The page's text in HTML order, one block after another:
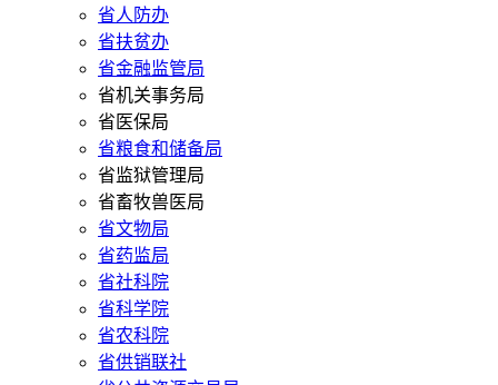
省人防办
省扶贫办
省金融监管局
省机关事务局
省医保局
省粮食和储备局
省监狱管理局
省畜牧兽医局
省文物局
省药监局
省社科院
省科学院
省农科院
省供销联社